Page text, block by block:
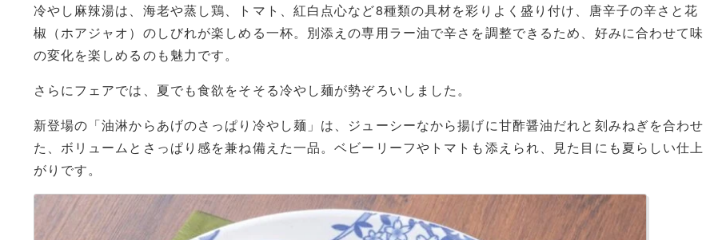
冷やし麻辣湯は、海老や蒸し鶏、トマト、紅白点心など8種類の具材を彩りよく盛り付け、唐辛子の辛さと花
椒（ホアジャオ）のしびれが楽しめる一杯。別添えの専用ラー油で辛さを調整できるため、好みに合わせて味
の変化を楽しめるのも魅力です。
さらにフェアでは、夏でも食欲をそそる冷やし麺が勢ぞろいしました。
新登場の「油淋からあげのさっぱり冷やし麺」は、ジューシーなから揚げに甘酢醤油だれと刻みねぎを合わせ
た、ボリュームとさっぱり感を兼ね備えた一品。ベビーリーフやトマトも添えられ、見た目にも夏らしい仕上
がりです。